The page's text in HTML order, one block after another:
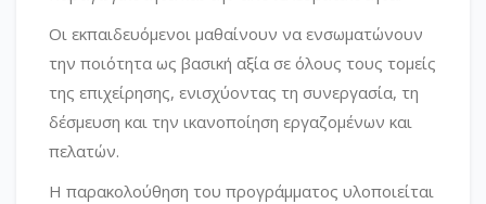
Οι εκπαιδευόμενοι μαθαίνουν να ενσωματώνουν
την ποιότητα ως βασική αξία σε όλους τους τομείς
της επιχείρησης, ενισχύοντας τη συνεργασία, τη
δέσμευση και την ικανοποίηση εργαζομένων και
πελατών.
Η παρακολούθηση του προγράμματος υλοποιείται